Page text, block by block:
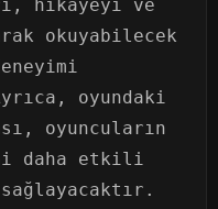
hikayeyi ve
okuyabilecek
oyundaki
oyuncuların
daha etkili